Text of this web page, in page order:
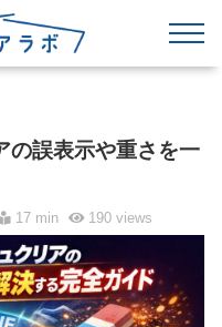
誤表示や重さを一
17 min 190views